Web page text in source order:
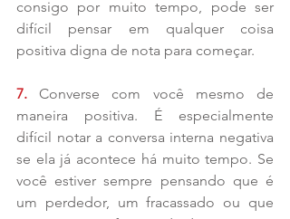
consigo por muito tempo, pode ser
difícil pensar em qualquer coisa
positiva digna de nota para começar.
7. Converse com você mesmo de
maneira positiva. É especialmente
difícil notar a conversa interna negativa
se ela já acontece há muito tempo. Se
você estiver sempre pensando que é
um perdedor, um fracassado ou que